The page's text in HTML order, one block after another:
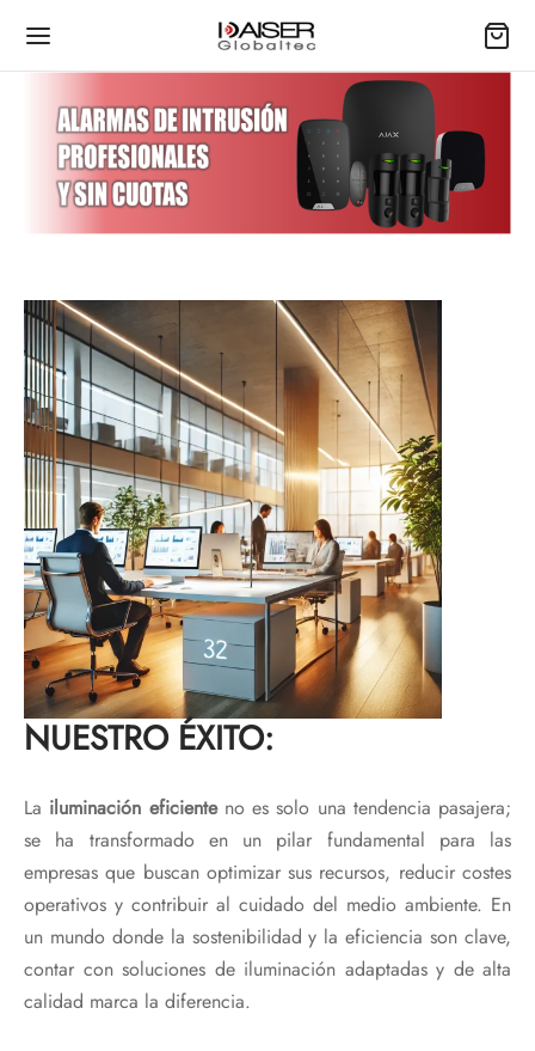
NUESTRO ÉXITO:
La iluminación eficienteno es solo una tendencia pasajera;
se ha transformado en un pilar fundamental para las
empresas que buscan optimizar sus recursos, reducir costes
operativos y contribuir al cuidado del medio ambiente. En
un mundo donde la sostenibilidad y la eficiencia son clave,
contar con soluciones de iluminación adaptadas y de alta
calidad marca la diferencia.